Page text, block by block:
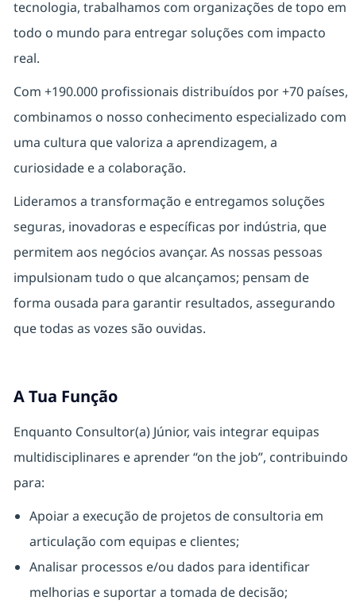
tecnologia, trabalhamos com organizações de topo em
todo o mundo para entregar soluções com impacto
real.
Com +190.000 profissionais distribuídos por +70 países,
combinamos o nosso conhecimento especializado com
uma cultura que valoriza a aprendizagem, a
curiosidade e a colaboração.
Lideramos a transformação e entregamos soluções
seguras, inovadoras e específicas por indústria, que
permitem aos negócios avançar. As nossas pessoas
impulsionam tudo o que alcançamos; pensam de
forma ousada para garantir resultados, assegurando
que todas as vozes são ouvidas.
A Tua Função
Enquanto Consultor(a) Júnior, vais integrar equipas
multidisciplinares e aprender “on the job”, contribuindo
para:
Apoiar a execução de projetos de consultoria em
articulação com equipas e clientes;
Analisar processos e/ou dados para identificar
melhorias e suportar a tomada de decisão;